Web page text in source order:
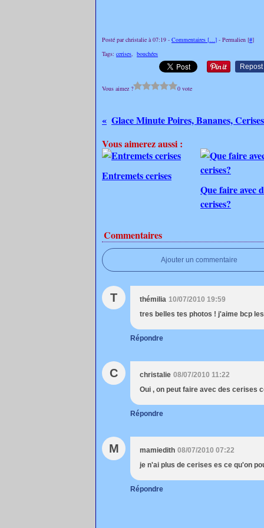
Posté par christalie à 07:19 - Commentaires […] - Permalien [#]
Tags: cerises, bouchées
Repost
Vous aimez ? 0 vote
Glace Minute Poires, Bananes, Cerises
Vous aimerez aussi :
Entremets cerises
Que faire avec
cerises?
Commentaires
Ajouter un commentaire
T thémilia 10/07/2010 19:59
tres belles tes photos ! j'aime bcp
Répondre
C christalie 08/07/2010 11:22
Oui , on peut faire avec des cerises
Répondre
M mamiedith 08/07/2010 07:22
je n'ai plus de cerises es ce qu'on
Répondre